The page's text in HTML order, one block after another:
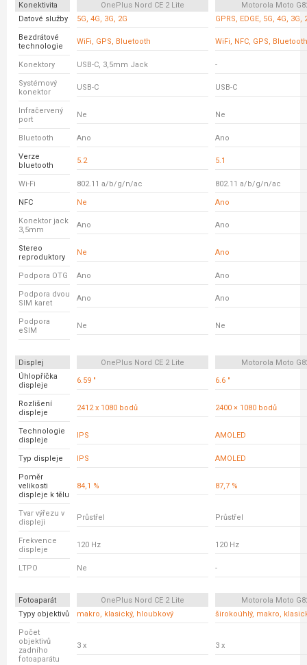
Konektivita OnePlus Nord CE 2 Lite
Motorola Moto
Datové služby
5G, 4G, 3G, 2G GPRS, EDGE, 5G, 4G, 3G,
Bezdrátové
technologie
WiFi, GPS, Bluetooth WiFi, NFC, GPS, Bluetooth
Konektory USB-C, 3,5mm Jack -
Systémový
konektor
USB-C USB-C
Infračervený
port
Ne Ne
Bluetooth Ano Ano
Verze
bluetooth
5.2 5.1
Wi-Fi 802.11 a/b/g/n/ac 802.11 a/b/g/n/ac
NFC Ne Ano
Konektor jack
3,5mm
Ano Ano
Stereo
reproduktory
Ne Ano
Podpora OTG Ano Ano
Podpora dvou
SIM karet
Ano Ano
Podpora
eSIM
Ne Ne
Displej OnePlus Nord CE 2 Lite
Motorola Moto
Úhlopříčka
displeje
6.59 " 6.6 "
Rozlišení
displeje
2412 x 1080 bodů 2400 × 1080 bodů
Technologie
displeje
IPS AMOLED
Typ displeje IPS AMOLED
Poměr
velikosti
displeje k tělu
84,1 % 87,7 %
Tvar výřezu v
displeji
Průstřel Průstřel
Frekvence
displeje
120 Hz 120 Hz
LTPO Ne -
Fotoaparát OnePlus Nord CE 2 Lite
Motorola Moto
Typy objektivů
makro, klasický, hloubkový širokoúhlý, makro,
Počet
objektivů
zadního
fotoaparátu
3 x 3 x